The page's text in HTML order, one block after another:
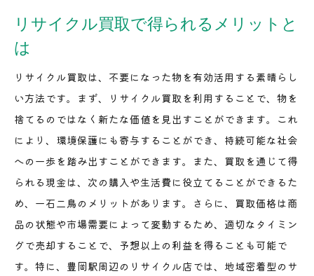
リサイクル買取で得られるメリットと
は
リサイクル買取は、不要になった物を有効活用する素晴らし
い方法です。まず、リサイクル買取を利用することで、物を
捨てるのではなく新たな価値を見出すことができます。これ
により、環境保護にも寄与することができ、持続可能な社会
への一歩を踏み出すことができます。また、買取を通じて得
られる現金は、次の購入や生活費に役立てることができるた
め、一石二鳥のメリットがあります。さらに、買取価格は商
品の状態や市場需要によって変動するため、適切なタイミン
グで売却することで、予想以上の利益を得ることも可能で
す。特に、豊岡駅周辺のリサイクル店では、地域密着型のサ